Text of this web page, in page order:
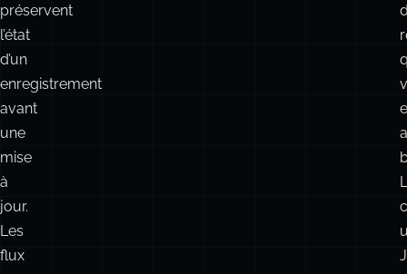
préservent
l’état
d’un
enregistrement
avant
une
mise
à
jour.
Les
flux